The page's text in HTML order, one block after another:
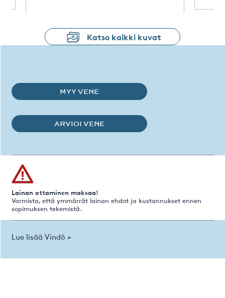
Katso kaikki kuvat
MYY VENE
ARVIOI VENE
Lainan ottaminen maksaa!
Varmista, että ymmärrät lainan ehdot ja kustannukset ennen
sopimuksen tekemistä.
Lue lisää Vindö >